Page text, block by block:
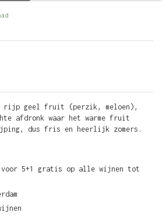
rijp geel fruit (perzik, meloen),
afdronk waar het warme fruit
dus fris en heerlijk zomers.
voor 5+1 gratis op alle wijnen tot